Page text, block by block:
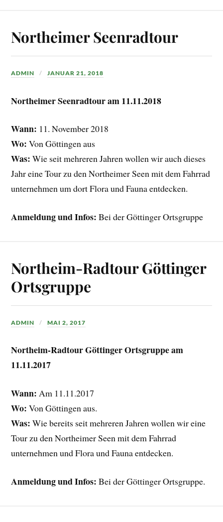
Northeimer Seenradtour
ADMIN JANUAR 21, 2018
Northeimer Seenradtour am 11.11.2018
Wann: 11. November 2018
Wo: Von Göttingen aus
Was: Wie seit mehreren Jahren wollen wir auch dieses
Jahr eine Tour zu den Northeimer Seen mit dem Fahrrad
unternehmen um dort Flora und Fauna entdecken.
Anmeldung und Infos: Bei der Göttinger Ortsgruppe
Northeim-Radtour Göttinger
Ortsgruppe
ADMIN MAI 2, 2017
Northeim-Radtour Göttinger Ortsgruppe am
11.11.2017
Wann: Am 11.11.2017
Wo: Von Göttingen aus.
Was: Wie bereits seit mehreren Jahren wollen wir eine
Tour zu den Northeimer Seen mit dem Fahrrad
unternehmen und Flora und Fauna entdecken.
Anmeldung und Infos: Bei der Göttinger Ortsgruppe.